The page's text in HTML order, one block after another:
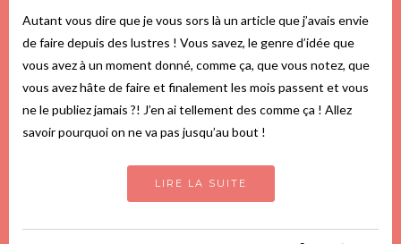
Autant vous dire que je vous sors là un article que j’avais envie
de faire depuis des lustres ! Vous savez, le genre d’idée que
vous avez à un moment donné, comme ça, que vous notez, que
vous avez hâte de faire et finalement les mois passent et vous
ne le publiez jamais ?! J’en ai tellement des comme ça ! Allez
savoir pourquoi on ne va pas jusqu’au bout !
LIRE LA SUITE